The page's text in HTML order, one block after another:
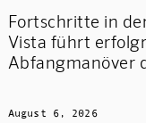
Fortschritte in
Vista führt
Abfangmanöver
August 6, 2026